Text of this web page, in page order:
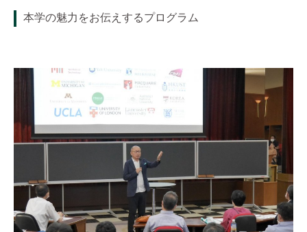
本学の魅力をお伝えするプログラム